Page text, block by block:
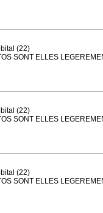
(22)
SONT ELLES
(22)
SONT ELLES
(22)
SONT ELLES